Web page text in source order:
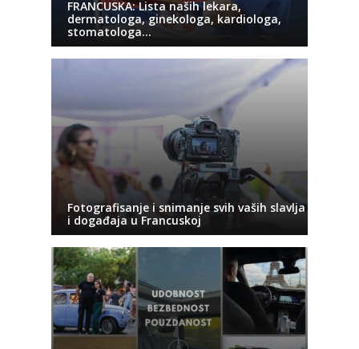
FRANCUSKA: Lista naših lekara,
dermatologa, ginekologa, kardiologa,
stomatologa…
Fotografisanje i snimanje svih vaših slavlja
i događaja u Francuskoj